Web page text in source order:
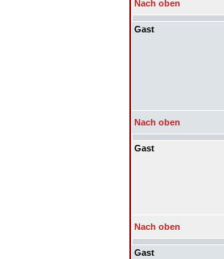
Nach oben
Gast
Nach oben
Gast
Nach oben
Gast